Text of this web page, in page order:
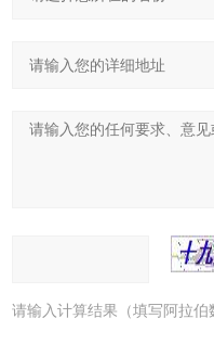
请输入计算结果（填写阿拉